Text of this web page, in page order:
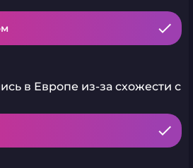
в Европе из-за схожести с